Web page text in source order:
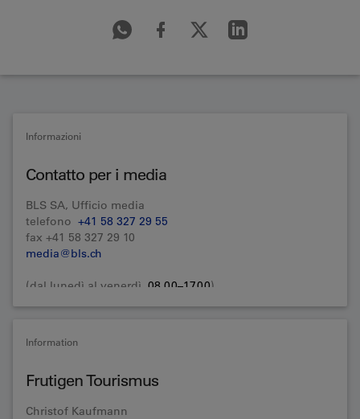
Informazioni
Contatto per i media
BLS SA, Ufficio media
telefono +41 58 327 29 55
fax +41 58 327 29 10
media@bls.ch
(dal lunedì al venerdì, 08.00–17.00)
Information
Frutigen Tourismus
Christof Kaufmann